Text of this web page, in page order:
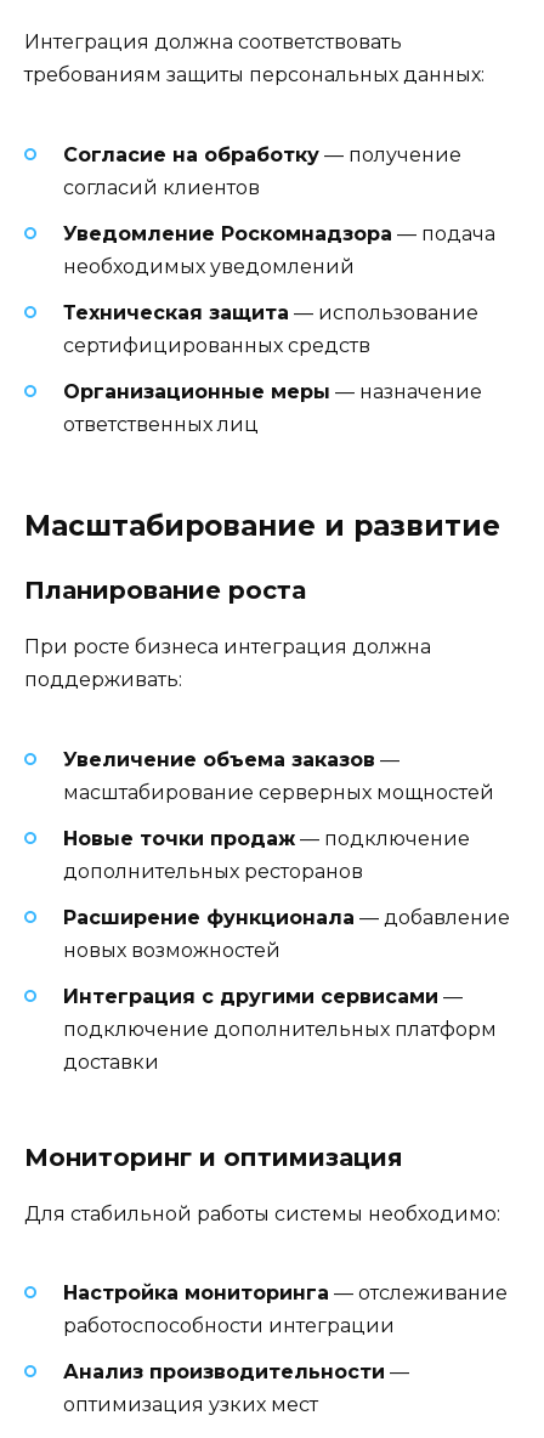
Интеграция должна соответствовать
требованиям защиты персональных данных:
Согласие на обработку — получение
согласий клиентов
Уведомление Роскомнадзора — подача
необходимых уведомлений
Техническая защита — использование
сертифицированных средств
Организационные меры — назначение
ответственных лиц
Масштабирование и развитие
Планирование роста
При росте бизнеса интеграция должна
поддерживать:
Увеличение объема заказов —
масштабирование серверных мощностей
Новые точки продаж — подключение
дополнительных ресторанов
Расширение функционала — добавление
новых возможностей
Интеграция с другими сервисами —
подключение дополнительных платформ
доставки
Мониторинг и оптимизация
Для стабильной работы системы необходимо:
Настройка мониторинга — отслеживание
работоспособности интеграции
Анализ производительности —
оптимизация узких мест